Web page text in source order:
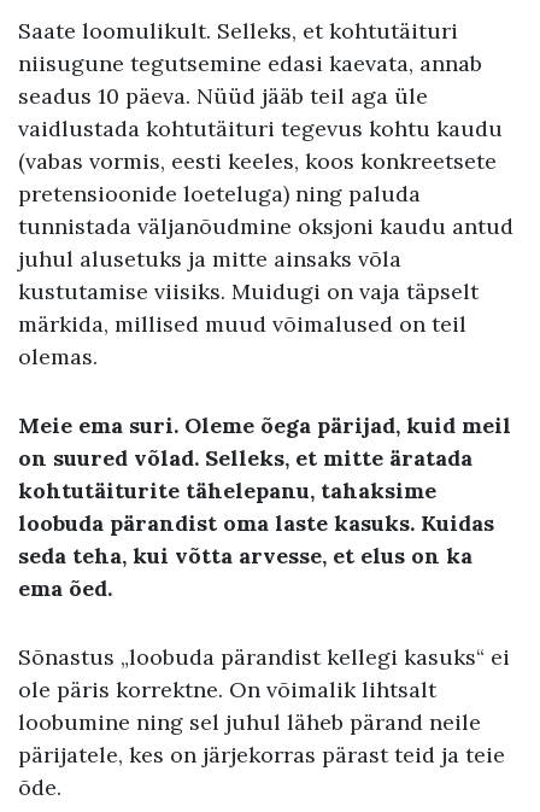
Saate loomulikult. Selleks, et kohtutäituri
niisugune tegutsemine edasi kaevata, annab
seadus 10 päeva. Nüüd jääb teil aga üle
vaidlustada kohtutäituri tegevus kohtu kaudu
(vabas vormis, eesti keeles, koos konkreetsete
pretensioonide loeteluga) ning paluda
tunnistada väljanõudmine oksjoni kaudu antud
juhul alusetuks ja mitte ainsaks võla
kustutamise viisiks. Muidugi on vaja täpselt
märkida, millised muud võimalused on teil
olemas.
Meie ema suri. Oleme õega pärijad, kuid meil
on suured võlad. Selleks, et mitte äratada
kohtutäiturite tähelepanu, tahaksime
loobuda pärandist oma laste kasuks. Kuidas
seda teha, kui võtta arvesse, et elus on ka
ema õed.
Sõnastus „loobuda pärandist kellegi kasuks“ ei
ole päris korrektne. On võimalik lihtsalt
loobumine ning sel juhul läheb pärand neile
pärijatele, kes on järjekorras pärast teid ja teie
õde.